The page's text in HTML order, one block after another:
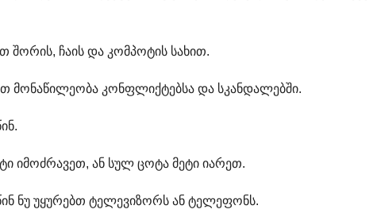
შორის, ჩაის და კომპოტის სახით.
კონფლიქტებსა და სკანდალებში.
იმოძრავეთ, ან სულ ცოტა მეტი იარეთ.
ნუ უყურებთ ტელევიზორს ან ტელეფონს.